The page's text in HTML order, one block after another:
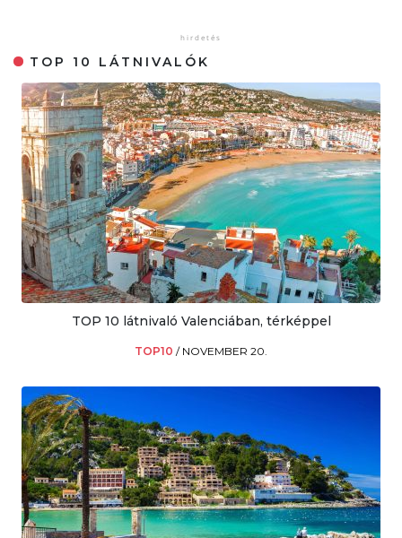
TOP 10 LÁTNIVALÓK
TOP 10 látnivaló Valenciában, térképpel
TOP10 / NOVEMBER 20.